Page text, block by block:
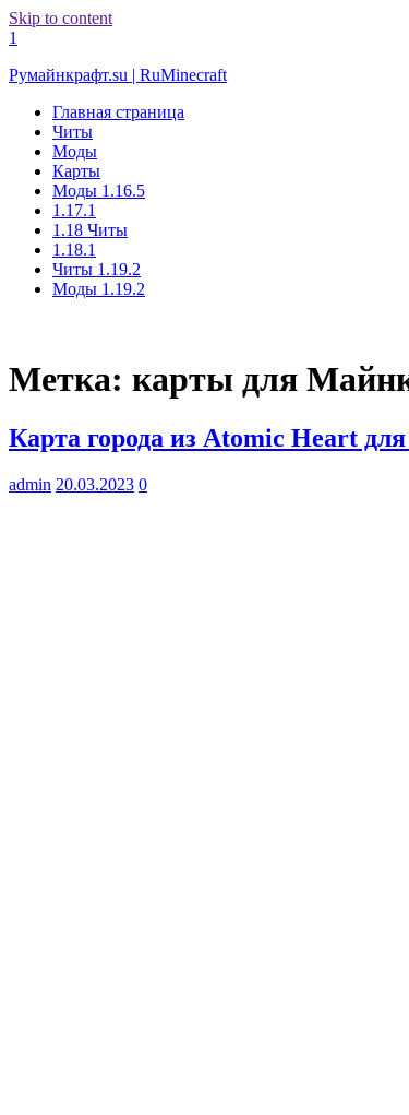
Skip to content
1
Румайнкрафт.su | RuMinecraft
Главная страница
Читы
Моды
Карты
Моды 1.16.5
1.17.1
1.18 Читы
1.18.1
Читы 1.19.2
Моды 1.19.2
Метка: карты для
Карта города из Atomic Heart
admin 20.03.2023 0